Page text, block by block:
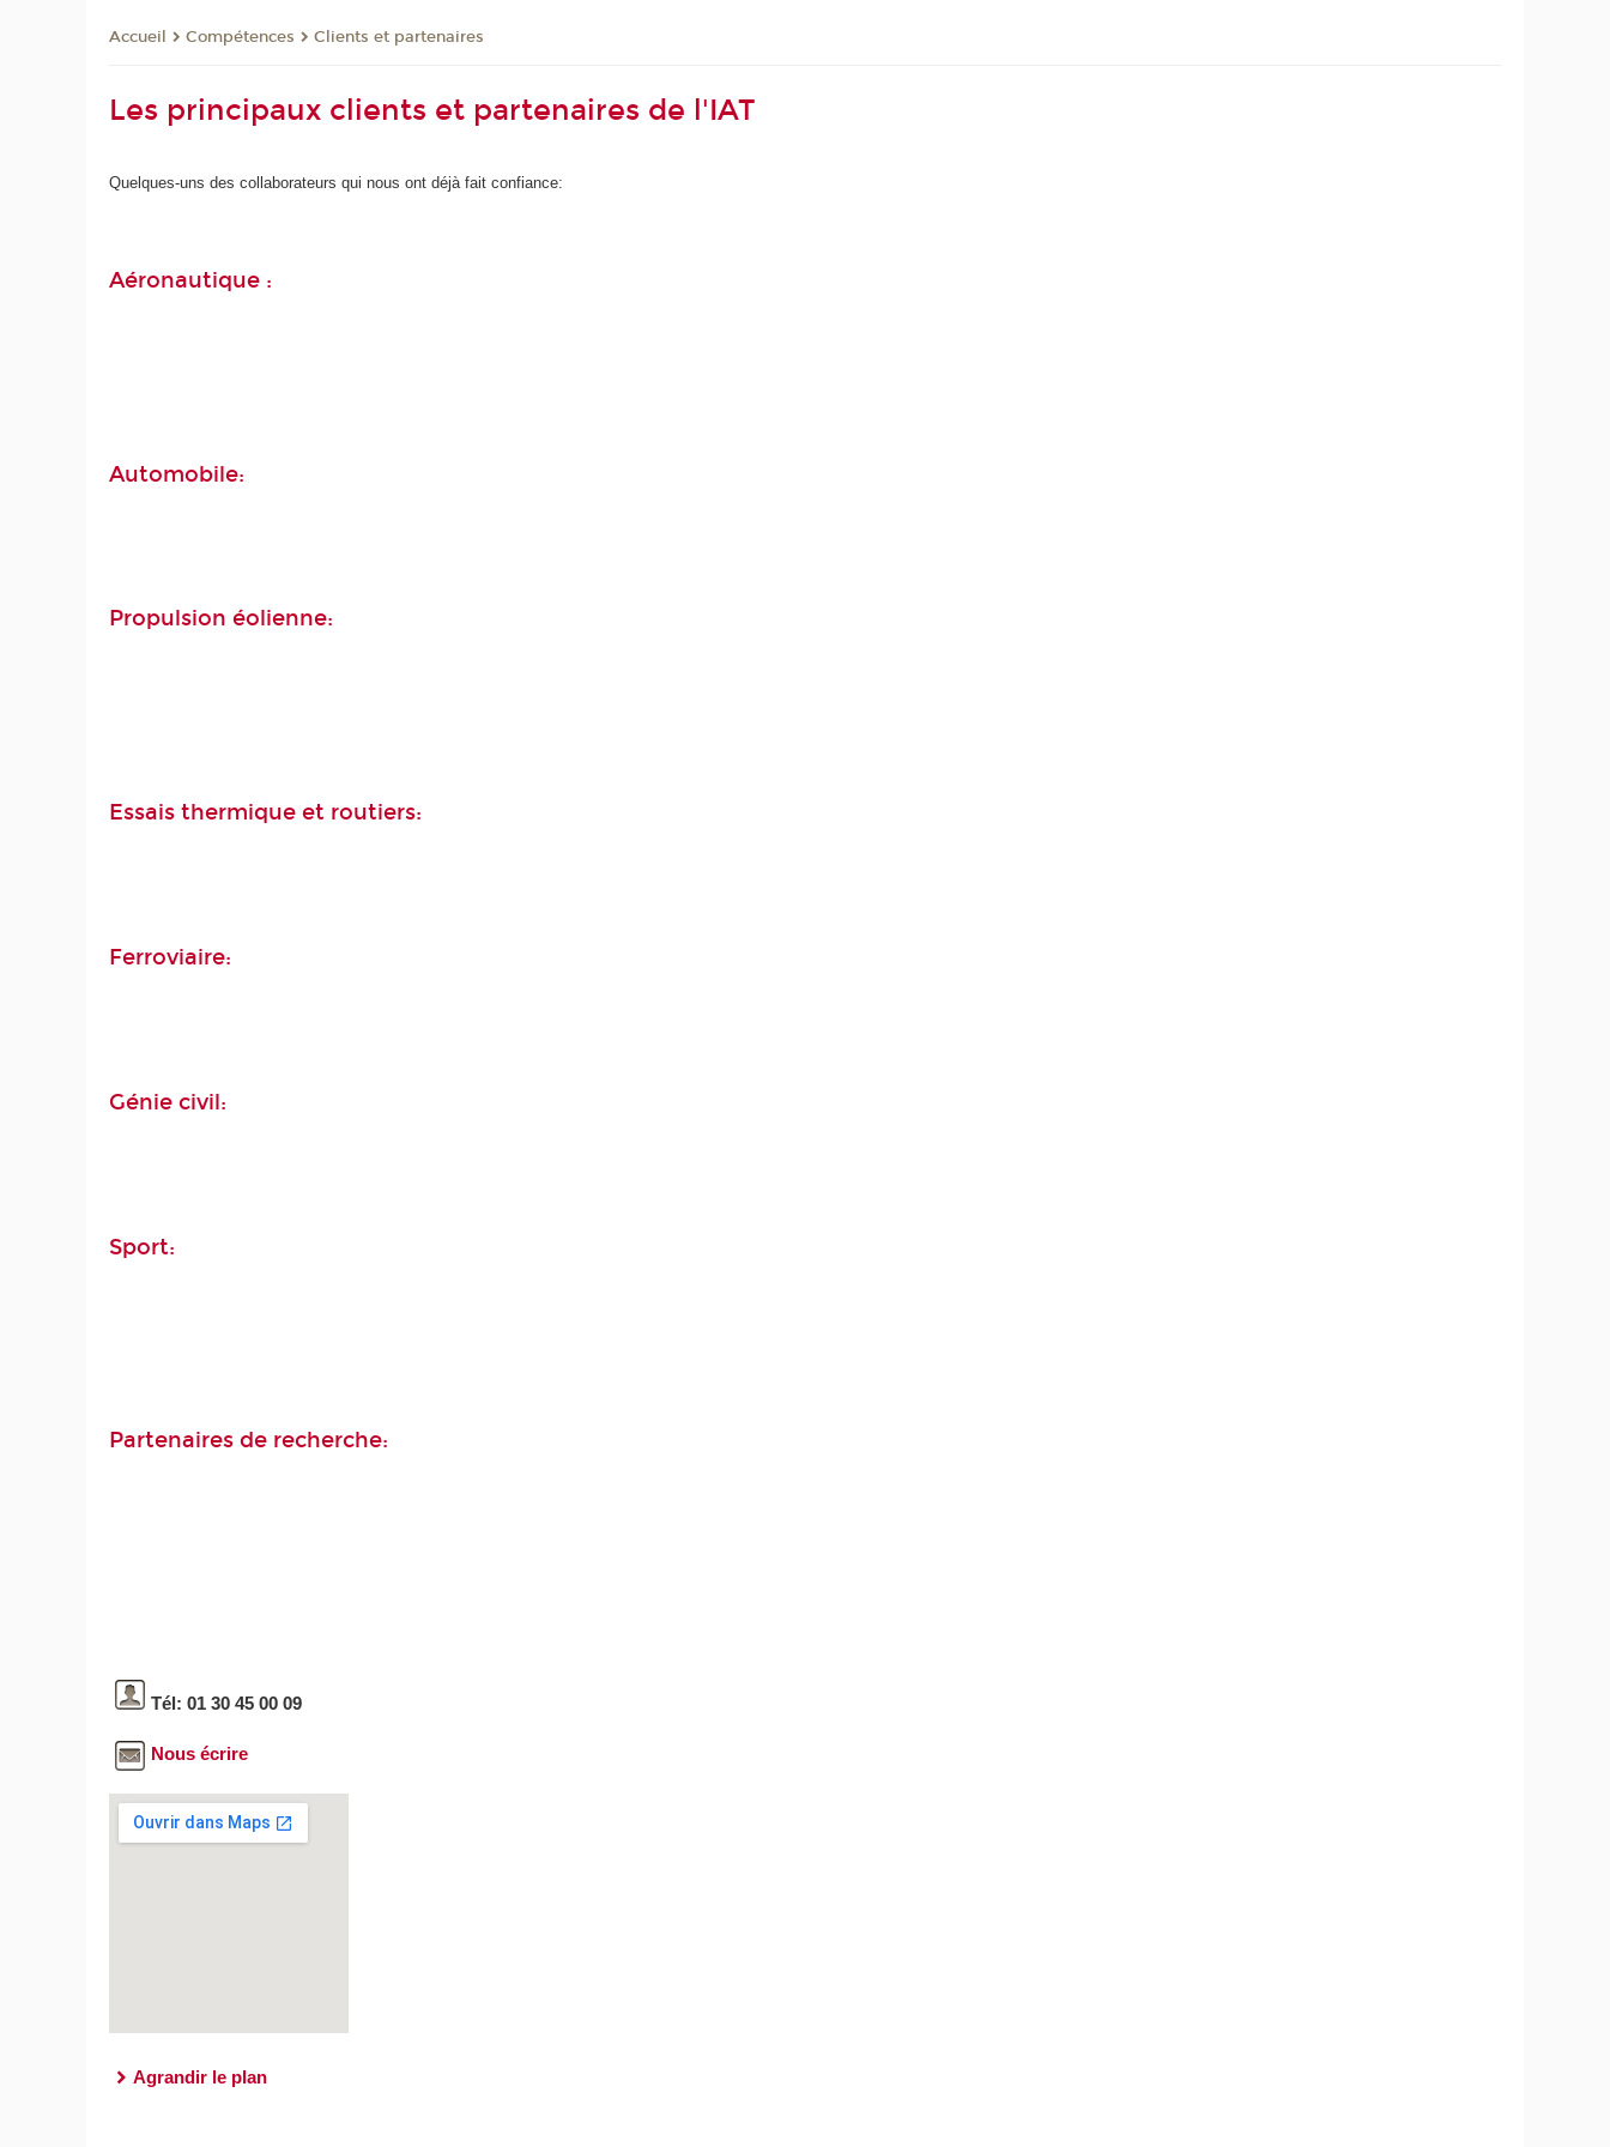
Accueil Compétences Clients et partenaires
Les principaux clients et partenaires de l'IAT
Quelques-uns des collaborateurs qui nous ont déjà fait confiance:
Aéronautique :
Automobile:
Propulsion éolienne:
Essais thermique et routiers:
Ferroviaire:
Génie civil:
Sport:
Partenaires de recherche:
Tél: 01 30 45 00 09
Nous écrire
Agrandir le plan